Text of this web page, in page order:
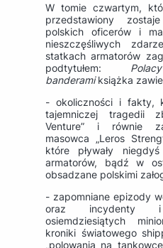
W tomie czwartym,
przedstawiony
polskich oficerów i
nieszczęśliwych
statkach armatorów
podtytułem:
banderamiksiążka
- okoliczności i fakty,
tajemniczej tragedii
Venture” i równie
masowca „Leros
które pływały
armatorów, bądź w
obsadzane polskimi
- zapomniane epizody
oraz incydenty
osiemdziesiątych
kroniki światowego
„polowania na